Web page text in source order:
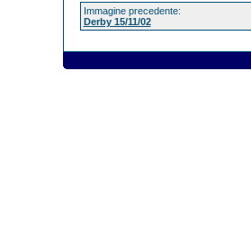
Immagine precedente:
Derby 15/11/02